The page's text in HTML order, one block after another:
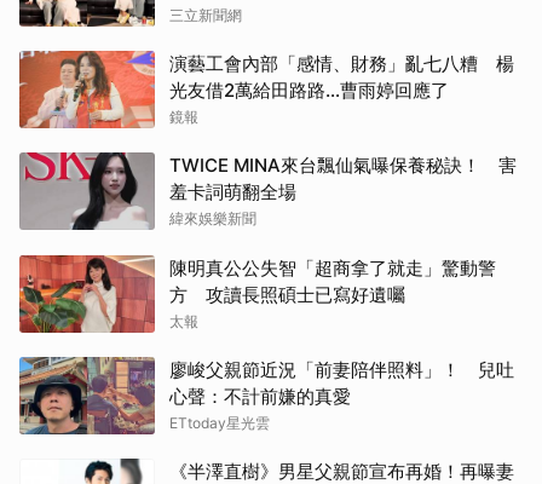
三立新聞網
演藝工會內部「感情、財務」亂七八糟 楊
光友借2萬給田路路…曹雨婷回應了
鏡報
TWICE MINA來台飄仙氣曝保養秘訣！ 害
羞卡詞萌翻全場
緯來娛樂新聞
陳明真公公失智「超商拿了就走」驚動警
方 攻讀長照碩士已寫好遺囑
太報
廖峻父親節近況「前妻陪伴照料」！ 兒吐
心聲：不計前嫌的真愛
ETtoday星光雲
《半澤直樹》男星父親節宣布再婚！再曝妻